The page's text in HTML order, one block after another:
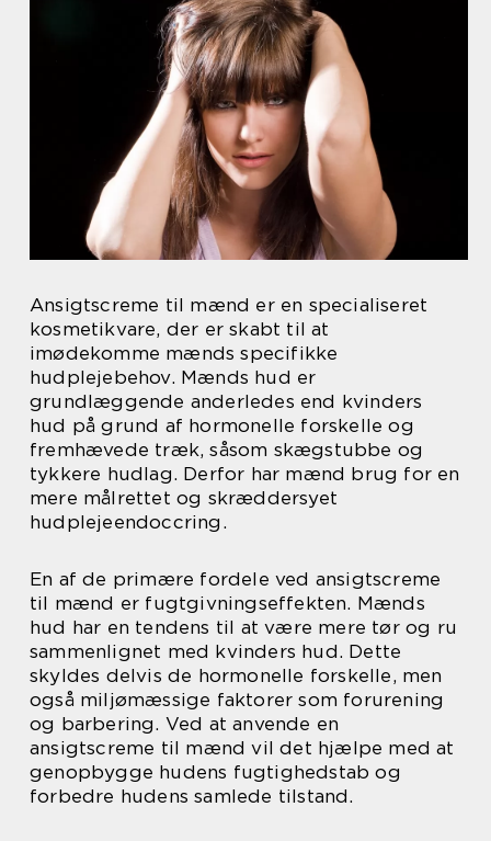
Ansigtscreme til mænd er en specialiseret
kosmetikvare, der er skabt til at
imødekomme mænds specifikke
hudplejebehov. Mænds hud er
grundlæggende anderledes end kvinders
hud på grund af hormonelle forskelle og
fremhævede træk, såsom skægstubbe og
tykkere hudlag. Derfor har mænd brug for en
mere målrettet og skræddersyet
hudplejeendoccring.
En af de primære fordele ved ansigtscreme
til mænd er fugtgivningseffekten. Mænds
hud har en tendens til at være mere tør og ru
sammenlignet med kvinders hud. Dette
skyldes delvis de hormonelle forskelle, men
også miljømæssige faktorer som forurening
og barbering. Ved at anvende en
ansigtscreme til mænd vil det hjælpe med at
genopbygge hudens fugtighedstab og
forbedre hudens samlede tilstand.